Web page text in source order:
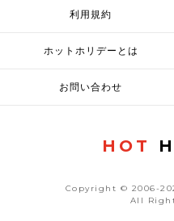
利用規約
ホットホリデーとは
お問い合わせ
HOT
Copyright © 2006-
All